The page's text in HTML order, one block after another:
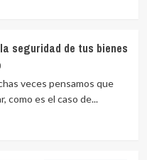
seguridad de tus bienes
veces pensamos que
como es el caso de...